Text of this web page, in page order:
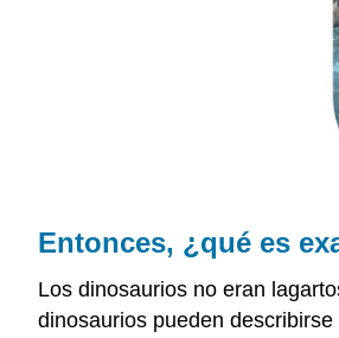
Entonces, ¿qué es
Los dinosaurios no eran
dinosaurios pueden